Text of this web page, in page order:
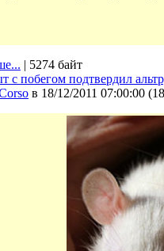
| 5274 байт
с побегом подтвердил
в 18/12/2011 07:00:00 (